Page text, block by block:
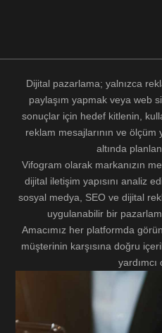
Dijital pazarlama; yalnızca
paylaşım yapmak veya web
sonuçlar için hedef kitlenin,
reklam mesajlarının ve
altında
Vifogram olarak markanızın
dijital iletişim yapısını analiz
sosyal medya, SEO ve dijital
uygulanabilir bir
Amacımız her platformda
müşterinin karşısına doğru
yardımcı